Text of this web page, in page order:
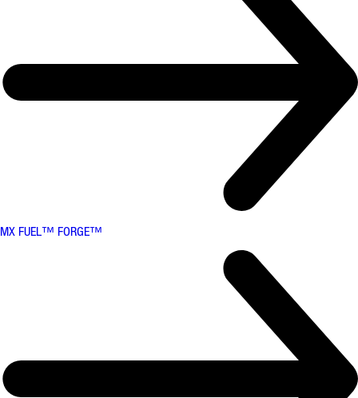
MX FUEL™ FORGE™